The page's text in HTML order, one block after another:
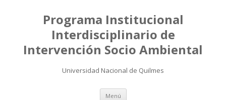
Programa Institucional
Interdisciplinario de
Intervención Socio Ambiental
Universidad Nacional de Quilmes
Menú Saltar